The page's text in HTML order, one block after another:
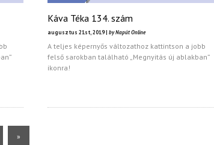
Káva Téka 134. szám
augusztus 21st, 2019 | by Napút Online
A teljes képernyős változathoz kattintson a jobb
felső sarokban található „Megnyitás új ablakban”
ikonra!
»